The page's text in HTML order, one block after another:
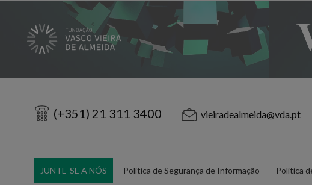
(+351) 21 311 3400 vieiradealmeida@vda.pt
JUNTE-SE A NÓS Política de Segurança de Informação Política